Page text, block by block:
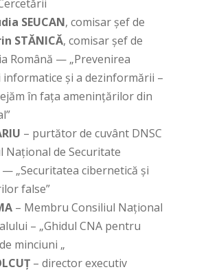
SEUCAN, comisar șef de
STĂNICĂ, comisar șef de
Română — „Prevenirea
și a dezinformării –
în fața amenințărilor din
– purtător de cuvânt DNSC
Național de Securitate
„Securitatea cibernetică și
false”
– Membru Consiliul Național
– „Ghidul CNA pentru
minciuni „
– director executiv